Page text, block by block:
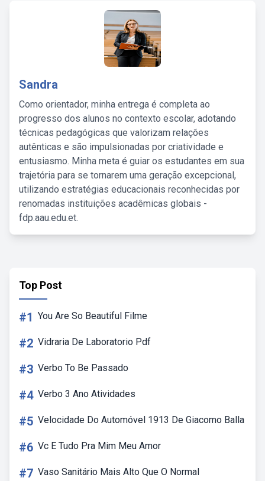
Sandra
Como orientador, minha entrega é completa ao
progresso dos alunos no contexto escolar, adotando
técnicas pedagógicas que valorizam relações
autênticas e são impulsionadas por criatividade e
entusiasmo. Minha meta é guiar os estudantes em sua
trajetória para se tornarem uma geração excepcional,
utilizando estratégias educacionais reconhecidas por
renomadas instituições acadêmicas globais -
fdp.aau.edu.et.
Top Post
#1 You Are So Beautiful Filme
#2 Vidraria De Laboratorio Pdf
#3 Verbo To Be Passado
#4 Verbo 3 Ano Atividades
#5 Velocidade Do Automóvel 1913 De Giacomo Balla
#6 Vc E Tudo Pra Mim Meu Amor
#7 Vaso Sanitário Mais Alto Que O Normal